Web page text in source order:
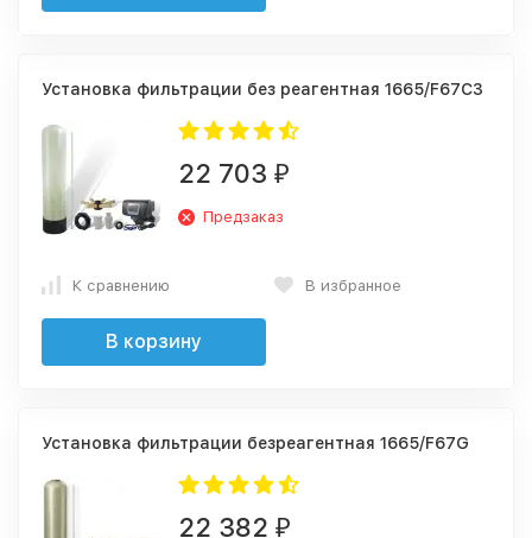
Установка фильтрации без реагентная 1665/F67C3
22 703 ₽
Предзаказ
К сравнению В избранное
В корзину
Установка фильтрации безреагентная 1665/F67G
22 382 ₽